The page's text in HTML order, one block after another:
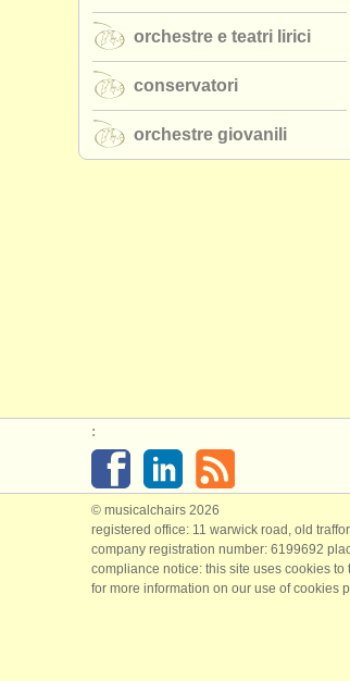
musicalchairs:
editori:
pubblica con noi
orchestre e teatri lirici
conservatori
orchestre giovanili
:
© musicalchairs 2026
registered office: 11 warwick road, old
company registration number: ​6199692
compliance notice: ​this site uses cookies
for more information on our use of cookies